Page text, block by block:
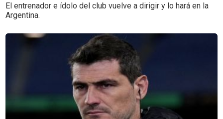
El entrenador e ídolo del club vuelve a dirigir y lo hará en la
Argentina.